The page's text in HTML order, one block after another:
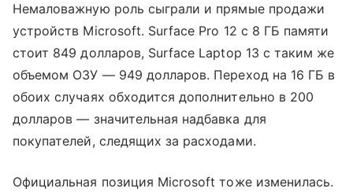
Немаловажную роль сыграли и прямые продажи
устройств Microsoft. Surface Pro 12 с 8 ГБ памяти
стоит 849 долларов, Surface Laptop 13 с таким же
объемом ОЗУ — 949 долларов. Переход на 16 ГБ в
обоих случаях обходится дополнительно в 200
долларов — значительная надбавка для
покупателей, следящих за расходами.
Официальная позиция Microsoft тоже изменилась.